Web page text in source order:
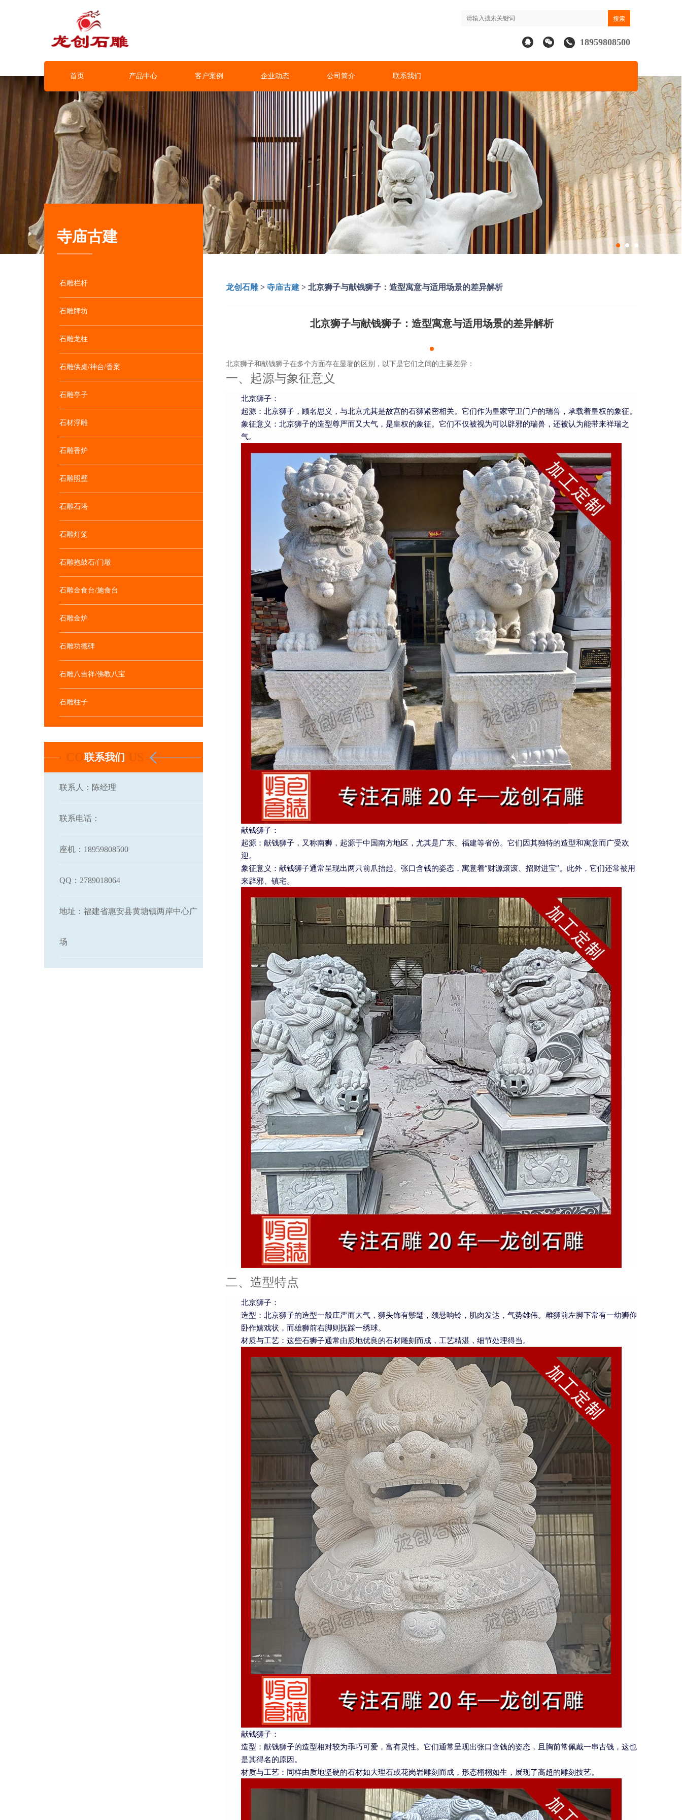
18959808500
首页 产品中心 客户案例 企业动态 公司简介 联系我们
寺庙古建
石雕栏杆
石雕牌坊
石雕龙柱
石雕供桌/神台/香案
石雕亭子
石材浮雕
石雕香炉
石雕照壁
石雕石塔
石雕灯笼
石雕抱鼓石/门墩
石雕金食台/施食台
石雕金炉
石雕功德碑
石雕八吉祥/佛教八宝
石雕柱子
联系我们
联系人：陈经理
联系电话：
座机：18959808500
QQ：2789018064
地址：福建省惠安县黄塘镇两岸中心广
场
龙创石雕 > 寺庙古建 > 北京狮子与献钱狮子：造型寓意与适用场景的差异解析
北京狮子与献钱狮子：造型寓意与适用场景的差异解析
北京狮子和献钱狮子在多个方面存在显著的区别，以下是它们之间的主要差异：
一、起源与象征意义
北京狮子：
起源：北京狮子，顾名思义，与北京尤其是故宫的石狮紧密相关。它们作为皇家守卫门户的瑞兽，承载着皇权的象征。
象征意义：北京狮子的造型尊严而又大气，是皇权的象征。它们不仅被视为可以辟邪的瑞兽，还被认为能带来祥瑞之
气。
献钱狮子：
起源：献钱狮子，又称南狮，起源于中国南方地区，尤其是广东、福建等省份。它们因其独特的造型和寓意而广受欢
迎。
象征意义：献钱狮子通常呈现出两只前爪抬起、张口含钱的姿态，寓意着“财源滚滚、招财进宝”。此外，它们还常被用
来辟邪、镇宅。
二、造型特点
北京狮子：
造型：北京狮子的造型一般庄严而大气，狮头饰有鬃髦，颈悬响铃，肌肉发达，气势雄伟。雌狮前左脚下常有一幼狮仰
卧作嬉戏状，而雄狮前右脚则抚踩一绣球。
材质与工艺：这些石狮子通常由质地优良的石材雕刻而成，工艺精湛，细节处理得当。
献钱狮子：
造型：献钱狮子的造型相对较为乖巧可爱，富有灵性。它们通常呈现出张口含钱的姿态，且胸前常佩戴一串古钱，这也
是其得名的原因。
材质与工艺：同样由质地坚硬的石材如大理石或花岗岩雕刻而成，形态栩栩如生，展现了高超的雕刻技艺。